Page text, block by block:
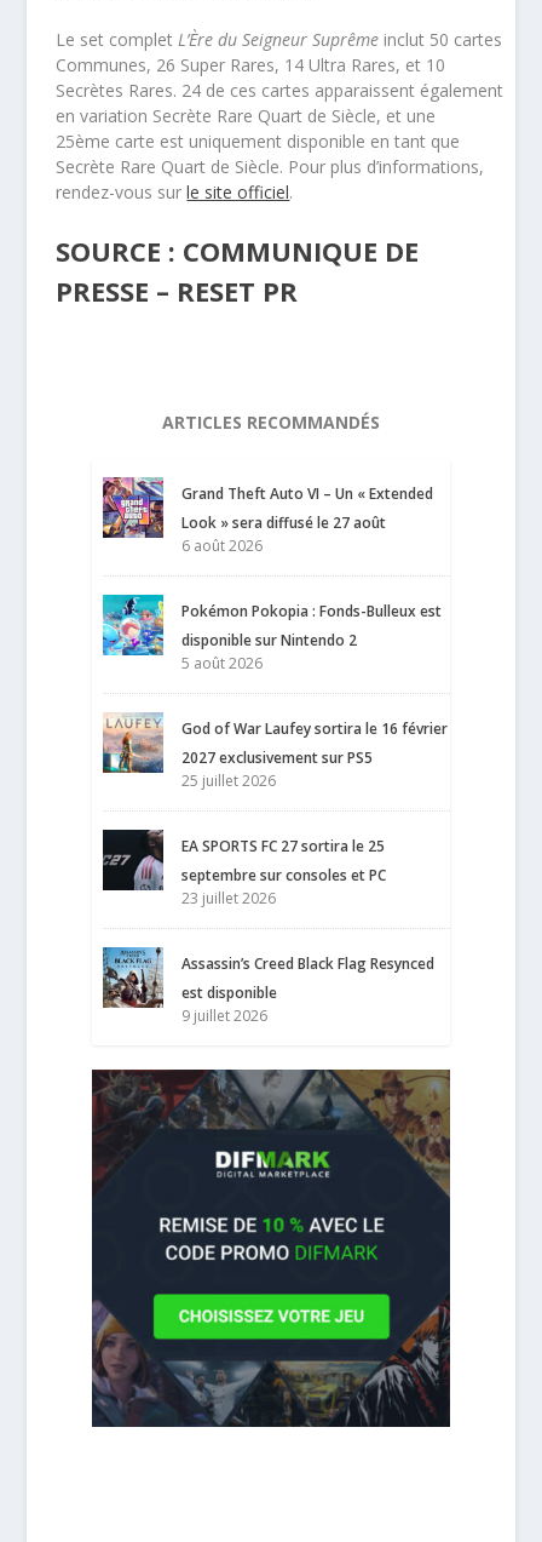
Le set complet L’Ère du Seigneur Suprême inclut 50 cartes
Communes, 26 Super Rares, 14 Ultra Rares, et 10
Secrètes Rares. 24 de ces cartes apparaissent également
en variation Secrète Rare Quart de Siècle, et une
25ème carte est uniquement disponible en tant que
Secrète Rare Quart de Siècle. Pour plus d’informations,
rendez-vous surle site officiel.
SOURCE : COMMUNIQUE DE
PRESSE – RESET PR
ARTICLES RECOMMANDÉS
Grand Theft Auto VI – Un « Extended
Look » sera diffusé le 27 août
6 août 2026
Pokémon Pokopia : Fonds-Bulleux est
disponible sur Nintendo 2
5 août 2026
God of War Laufey sortira le 16 février
2027 exclusivement sur PS5
25 juillet 2026
EA SPORTS FC 27 sortira le 25
septembre sur consoles et PC
23 juillet 2026
Assassin’s Creed Black Flag Resynced
est disponible
9 juillet 2026